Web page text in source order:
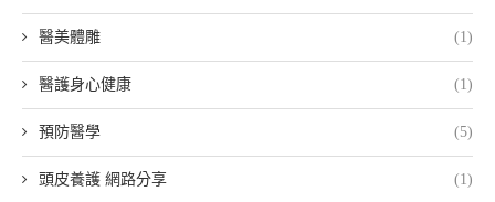
醫美體雕 (1)
醫護身心健康 (1)
預防醫學 (5)
頭皮養護 網路分享 (1)